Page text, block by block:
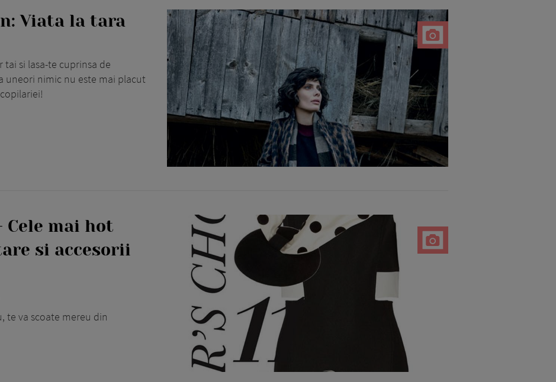
Viata la tara
tai si lasa-te cuprinsa de
uneori nimic nu este mai placut
mai hot
si accesorii
te va scoate mereu din